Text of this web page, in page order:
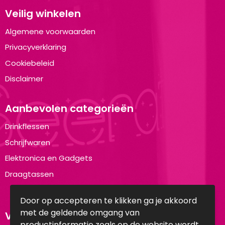
Veilig winkelen
Algemene voorwaarden
Privacyverklaring
Cookiebeleid
Disclaimer
Aanbevolen categorieën
Drinkflessen
Schrijfwaren
Elektronica en Gadgets
Draagtassen
Volg ons op:
Door op accepteren te klikken ga je akkoord
met de geldende omgang van